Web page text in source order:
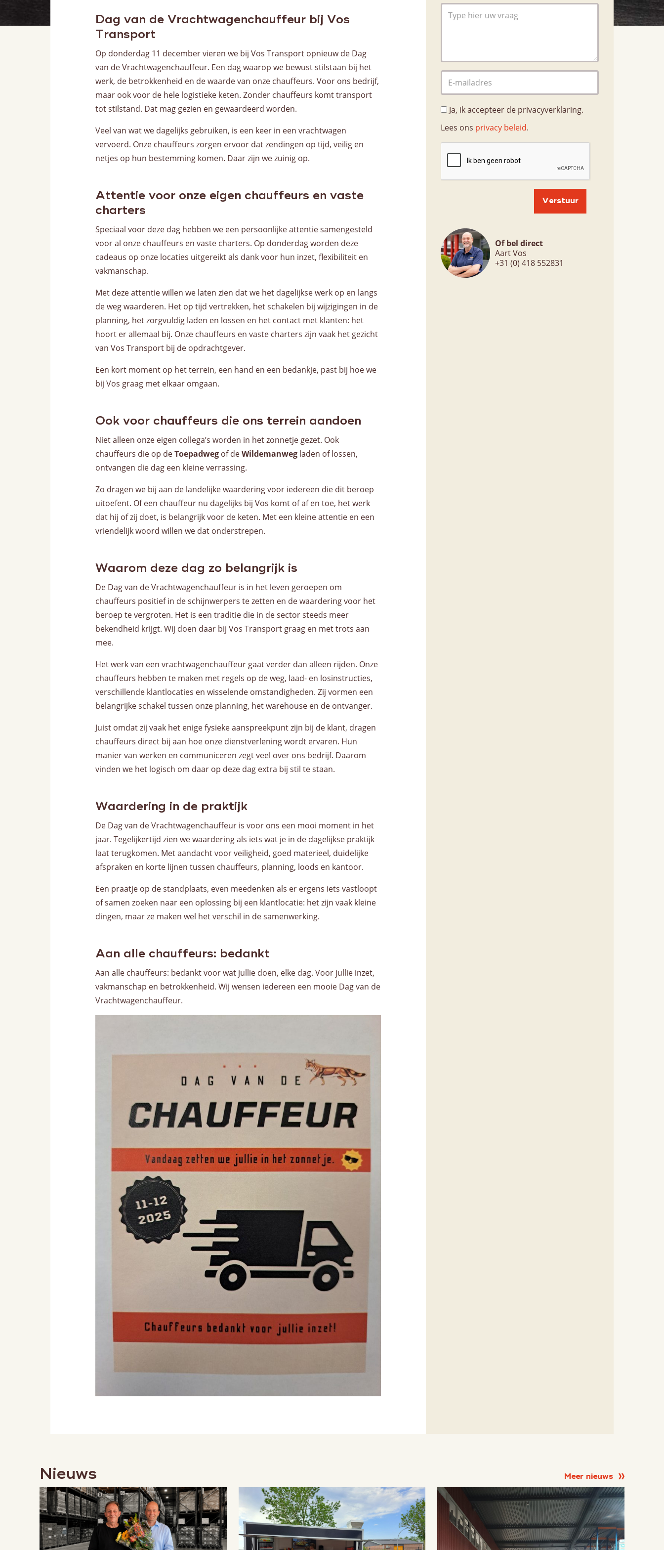
Nieuws
Dag van de Vrachtwagenchauffeur bij Vos
Transport
Op donderdag 11 december vieren we bij Vos Transport opnieuw de Dag
van de Vrachtwagenchauffeur. Een dag waarop we bewust stilstaan bij het
werk, de betrokkenheid en de waarde van onze chauffeurs. Voor ons bedrijf,
maar ook voor de hele logistieke keten. Zonder chauffeurs komt transport
tot stilstand. Dat mag gezien en gewaardeerd worden.
Veel van wat we dagelijks gebruiken, is een keer in een vrachtwagen
vervoerd. Onze chauffeurs zorgen ervoor dat zendingen op tijd, veilig en
netjes op hun bestemming komen. Daar zijn we zuinig op.
Attentie voor onze eigen chauffeurs en vaste
charters
Speciaal voor deze dag hebben we een persoonlijke attentie samengesteld
voor al onze chauffeurs en vaste charters. Op donderdag worden deze
cadeaus op onze locaties uitgereikt als dank voor hun inzet, flexibiliteit en
vakmanschap.
Met deze attentie willen we laten zien dat we het dagelijkse werk op en langs
de weg waarderen. Het op tijd vertrekken, het schakelen bij wijzigingen in de
planning, het zorgvuldig laden en lossen en het contact met klanten: het
hoort er allemaal bij. Onze chauffeurs en vaste charters zijn vaak het gezicht
van Vos Transport bij de opdrachtgever.
Een kort moment op het terrein, een hand en een bedankje, past bij hoe we
bij Vos graag met elkaar omgaan.
Ook voor chauffeurs die ons terrein aandoen
Niet alleen onze eigen collega’s worden in het zonnetje gezet. Ook
chauffeurs die op deToepadweg of deWildemanweg laden of lossen,
ontvangen die dag een kleine verrassing.
Zo dragen we bij aan de landelijke waardering voor iedereen die dit beroep
uitoefent. Of een chauffeur nu dagelijks bij Vos komt of af en toe, het werk
dat hij of zij doet, is belangrijk voor de keten. Met een kleine attentie en een
vriendelijk woord willen we dat onderstrepen.
Waarom deze dag zo belangrijk is
De Dag van de Vrachtwagenchauffeur is in het leven geroepen om
chauffeurs positief in de schijnwerpers te zetten en de waardering voor het
beroep te vergroten. Het is een traditie die in de sector steeds meer
bekendheid krijgt. Wij doen daar bij Vos Transport graag en met trots aan
mee.
Het werk van een vrachtwagenchauffeur gaat verder dan alleen rijden. Onze
chauffeurs hebben te maken met regels op de weg, laad- en losinstructies,
verschillende klantlocaties en wisselende omstandigheden. Zij vormen een
belangrijke schakel tussen onze planning, het warehouse en de ontvanger.
Juist omdat zij vaak het enige fysieke aanspreekpunt zijn bij de klant, dragen
chauffeurs direct bij aan hoe onze dienstverlening wordt ervaren. Hun
manier van werken en communiceren zegt veel over ons bedrijf. Daarom
vinden we het logisch om daar op deze dag extra bij stil te staan.
Waardering in de praktijk
De Dag van de Vrachtwagenchauffeur is voor ons een mooi moment in het
jaar. Tegelijkertijd zien we waardering als iets wat je in de dagelijkse praktijk
laat terugkomen. Met aandacht voor veiligheid, goed materieel, duidelijke
afspraken en korte lijnen tussen chauffeurs, planning, loods en kantoor.
Een praatje op de standplaats, even meedenken als er ergens iets vastloopt
of samen zoeken naar een oplossing bij een klantlocatie: het zijn vaak kleine
dingen, maar ze maken wel het verschil in de samenwerking.
Aan alle chauffeurs: bedankt
Aan alle chauffeurs: bedankt voor wat jullie doen, elke dag. Voor jullie inzet,
vakmanschap en betrokkenheid. Wij wensen iedereen een mooie Dag van de
Vrachtwagenchauffeur.
Ja, ik accepteer de privacyverklaring.
Lees ons privacy beleid.
Of bel direct
Aart Vos
+31 (0) 418 552831
Nieuws Meer nieuws